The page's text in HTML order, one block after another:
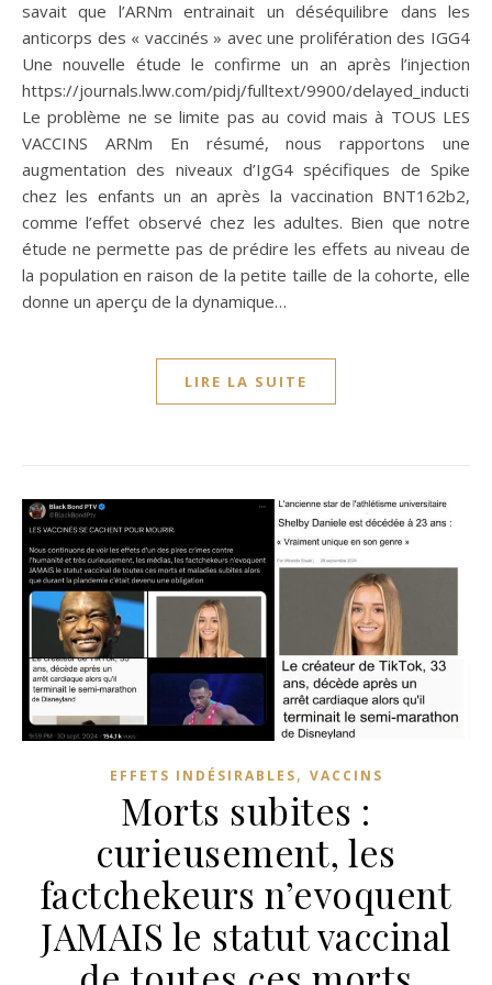
savait que l’ARNm entrainait un déséquilibre dans les
anticorps des « vaccinés » avec une prolifération des IGG4
Une nouvelle étude le confirme un an après l’injection
https://journals.lww.com/pidj/fulltext/9900/
Le problème ne se limite pas au covid mais à TOUS LES
VACCINS ARNm En résumé, nous rapportons une
augmentation des niveaux d’IgG4 spécifiques de Spike
chez les enfants un an après la vaccination BNT162b2,
comme l’effet observé chez les adultes. Bien que notre
étude ne permette pas de prédire les effets au niveau de
la population en raison de la petite taille de la cohorte, elle
donne un aperçu de la dynamique…
LIRE LA SUITE
EFFETS INDÉSIRABLES, VACCINS
Morts subites :
curieusement, les
factchekeurs n’evoquent
JAMAIS le statut vaccinal